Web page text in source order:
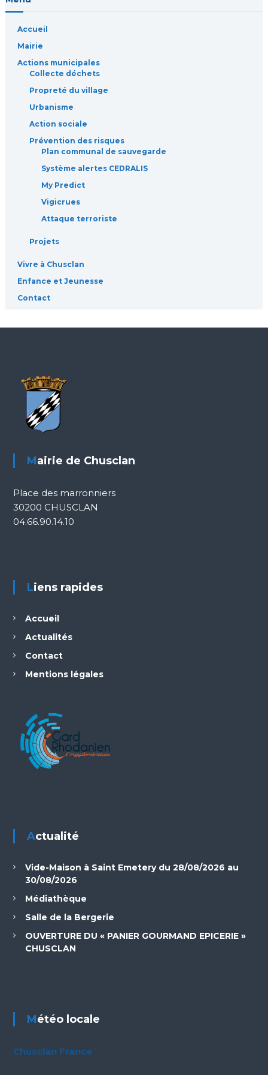
Accueil
Mairie
Actions municipales
Collecte déchets
Propreté du village
Urbanisme
Action sociale
Prévention des risques
Plan communal de sauvegarde
Système alertes CEDRALIS
My Predict
Vigicrues
Attaque terroriste
Projets
Vivre à Chusclan
Enfance et Jeunesse
Contact
Mairie de Chusclan
Place des marronniers
30200 CHUSCLAN
04.66.90.14.10
Liens rapides
Accueil
Actualités
Contact
Mentions légales
Actualité
Vide-Maison à Saint Emetery du 28/08/2026 au
30/08/2026
Médiathèque
Salle de la Bergerie
OUVERTURE DU « PANIER GOURMAND EPICERIE »
CHUSCLAN
Météo locale
Chusclan France